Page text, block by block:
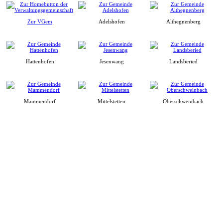
Zur VGem Adelshofen Althegnenberg
Hattenhofen Jesenwang Landsberied
Mammendorf Mittelstetten Oberschweinbach